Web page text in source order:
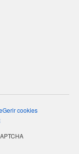
Gerir cookies